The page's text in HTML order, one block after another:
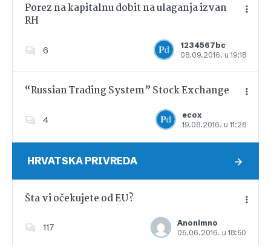
Porez na kapitalnu dobit na ulaganja izvan
RH
6
1234567bc
08.09.2016. u 19:18
Dodajte u favorite
“Russian Trading System” Stock Exchange
4
ecox
19.08.2016. u 11:28
Dodajte u favorite
HRVATSKA PRIVREDA
Šta vi očekujete od EU?
117
Anonimno
05.06.2016. u 18:50
Dodajte u favorite